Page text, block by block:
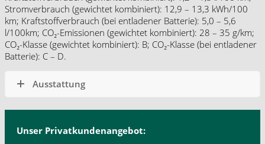
Stromverbrauch (gewichtet kombiniert): 12,9 – 13,3 kWh/100
km; Kraftstoffverbrauch (bei entladener Batterie): 5,0 – 5,6
l/100km; CO₂-Emissionen (gewichtet kombiniert): 28 – 35 g/km;
CO₂-Klasse (gewichtet kombiniert): B; CO₂-Klasse (bei entladener
Batterie): C – D.
Ausstattung
Unser Privatkundenangebot: